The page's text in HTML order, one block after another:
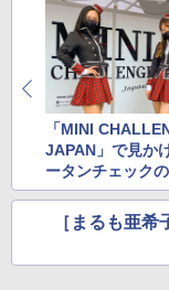
「MINI
JAPAN」で見か
ータンチェック
チュームにキュ
［まるも亜